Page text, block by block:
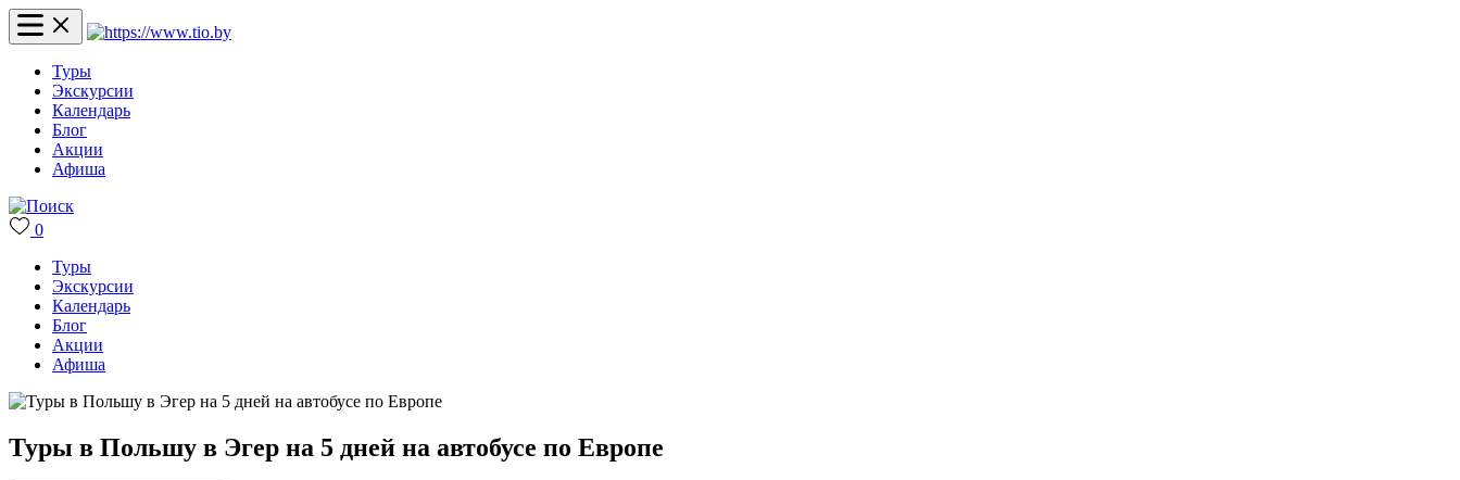
Туры
Экскурсии
Календарь
Блог
Акции
Афиша
0
Туры
Экскурсии
Календарь
Блог
Акции
Афиша
Туры в Польшу в Эгер на 5 дней на автобусе по Европе